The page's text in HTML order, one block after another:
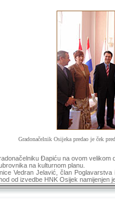
Gradonačelnik Osijeka predao je ček
Đapiću na ovom
na kulturnom planu.
Vedran Jelavić, član
od izvedbe HNK Osijek namijenjen